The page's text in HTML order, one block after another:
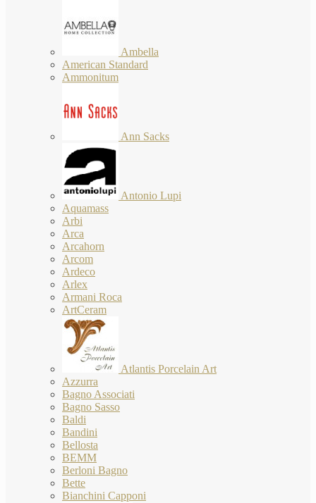
Ambella
American Standard
Ammonitum
Ann Sacks
Antonio Lupi
Aquamass
Arbi
Arca
Arcahorn
Arcom
Ardeco
Arlex
Armani Roca
ArtCeram
Atlantis Porcelain Art
Azzurra
Bagno Associati
Bagno Sasso
Baldi
Bandini
Bellosta
BEMM
Berloni Bagno
Bette
Bianchini Capponi